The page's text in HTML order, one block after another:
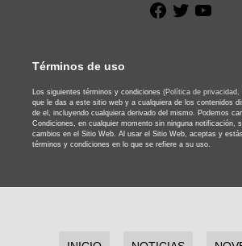
Facebook
Twitter
Términos de uso
Los siguientes términos y condiciones (Política de privacidad,
que le das a este sitio web y a cualquiera de los contenidos
de el, incluyendo cualquiera derivado del mismo. Podemos
Condiciones, en cualquier momento sin ninguna notificación,
cambios en el Sitio Web. Al usar el Sitio Web, aceptas y
términos y condiciones en lo que se refiere a su uso.